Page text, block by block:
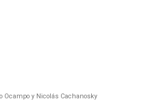
Ocampo y Nicolás Cachanosky